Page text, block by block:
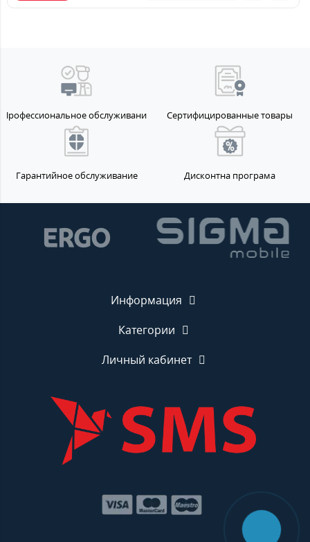
Профессиональное обслуживание Сертифицированные товары
Гарантийное обслуживание Дисконтна програма
Информация
Категории
Личный кабинет